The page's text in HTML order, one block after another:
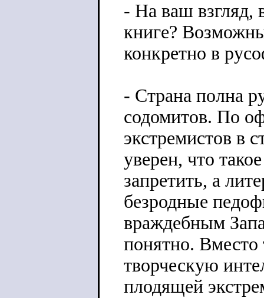
- На ваш взгляд,
книге?
конкретно в
- Страна полна
содомитов. По
экстремистов в
уверен, что
запретить, а
безродные
враждебным
понятно. Вместо
творческую
плодящей